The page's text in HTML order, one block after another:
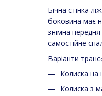
Бічна стінка
боковина має
знімна
самостійне
Варіанти
Колиска на
Колиска з